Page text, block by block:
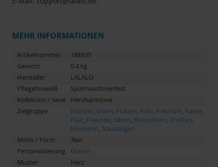
MEHR INFORMATIONEN
Artikelnummer
188839
Gewicht
0.4 kg
Hersteller
LALALO
Pflegehinweiß
Spülmaschinenfest
Kollektion / Serie
Herzharmonie
Zielgruppe
Männer, Mann, Frauen, Frau, Freundin, Paare,
Paar, Freunde, Eltern, Brauteltern, Ehefrau,
Ehemann, Trauzeugen
Motiv / Form
Text
Personalisierung
Gravur
Muster
Herz